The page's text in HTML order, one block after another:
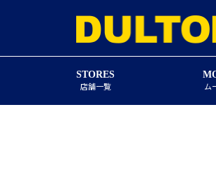
STORES
店舗一覧 ム